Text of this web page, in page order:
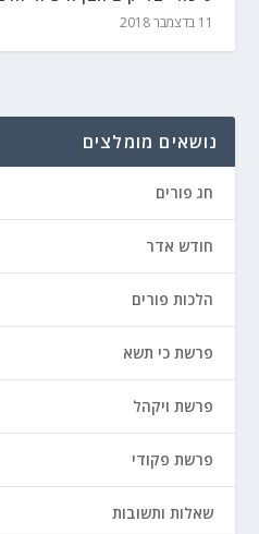
11 בדצמבר 2018
נושאים מומלצים
חג פורים
חודש אדר
הלכות פורים
פרשת כי תשא
פרשת ויקהל
פרשת פקודי
שאלות ותשובות